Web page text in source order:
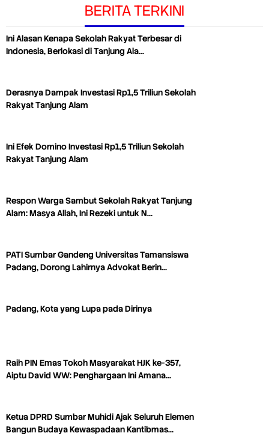
BERITA TERKINI
Ini Alasan Kenapa Sekolah Rakyat Terbesar di
Indonesia, Berlokasi di Tanjung Ala…
Derasnya Dampak Investasi Rp1,5 Triliun Sekolah
Rakyat Tanjung Alam
Ini Efek Domino Investasi Rp1,5 Triliun Sekolah
Rakyat Tanjung Alam
Respon Warga Sambut Sekolah Rakyat Tanjung
Alam: Masya Allah, Ini Rezeki untuk N…
PATI Sumbar Gandeng Universitas Tamansiswa
Padang, Dorong Lahirnya Advokat Berin…
Padang, Kota yang Lupa pada Dirinya
Raih PIN Emas Tokoh Masyarakat HJK ke-357,
Aiptu David WW: Penghargaan Ini Amana…
Ketua DPRD Sumbar Muhidi Ajak Seluruh Elemen
Bangun Budaya Kewaspadaan Kantibmas…